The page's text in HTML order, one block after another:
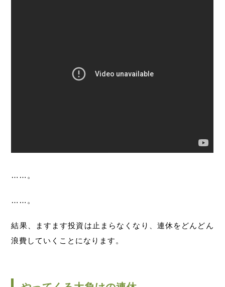
……。
……。
結果、ますます投資は止まらなくなり、連休をどんどん
浪費していくことになります。